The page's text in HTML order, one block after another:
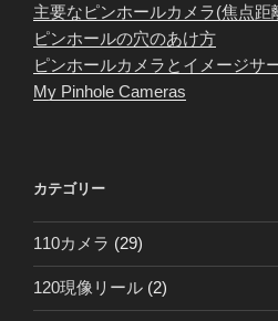
主要なピンホールカメラ(焦点距
ピンホールの穴のあけ方
ピンホールカメラとイメージサ
My Pinhole Cameras
カテゴリー
110カメラ (29)
120現像リール (2)